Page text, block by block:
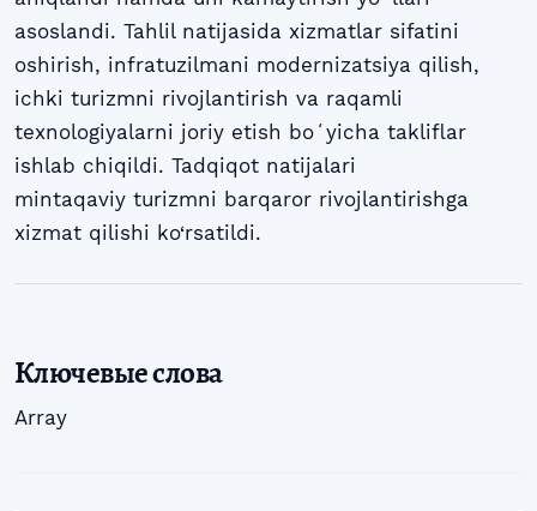
asoslandi. Tahlil natijasida xizmatlar sifatini
oshirish, infratuzilmani modernizatsiya qilish,
ichki turizmni rivojlantirish va raqamli
texnologiyalarni joriy etish boʻyicha takliflar
ishlab chiqildi. Tadqiqot natijalari
mintaqaviy turizmni barqaror rivojlantirishga
xizmat qilishi ko‘rsatildi.
Ключевые слова
Array